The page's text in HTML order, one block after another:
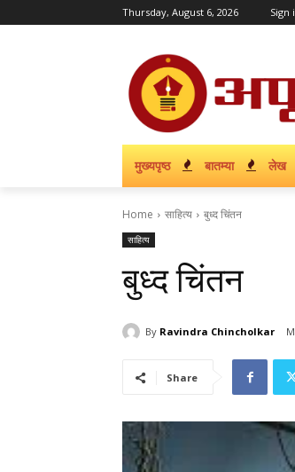
Thursday, August 6, 2026 Sign
मुख्यपृष्ठ बातम्या लेख
Home साहित्य बुध्द चिंतन
साहित्य
बुध्द चिंतन
By Ravindra Chincholkar
Share